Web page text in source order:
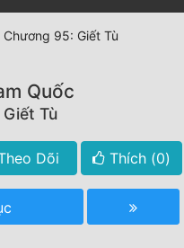
Chương 95: Giết Tù
Quốc
Tù
Dõi Thích (0)